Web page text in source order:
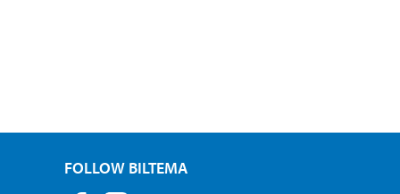
FOLLOW BILTEMA